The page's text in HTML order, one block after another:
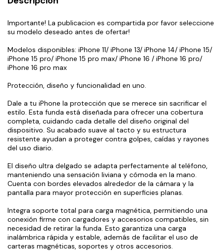
Importante! La publicacion es compartida por favor seleccione
su modelo deseado antes de ofertar!
Modelos disponibles: iPhone 11/ iPhone 13/ iPhone 14/ iPhone 15/
iPhone 15 pro/ iPhone 15 pro max/ iPhone 16 / iPhone 16 pro/
iPhone 16 pro max
Protección, diseño y funcionalidad en uno.
Dale a tu iPhone la protección que se merece sin sacrificar el
estilo. Esta funda está diseñada para ofrecer una cobertura
completa, cuidando cada detalle del diseño original del
dispositivo. Su acabado suave al tacto y su estructura
resistente ayudan a proteger contra golpes, caídas y rayones
del uso diario.
El diseño ultra delgado se adapta perfectamente al teléfono,
manteniendo una sensación liviana y cómoda en la mano.
Cuenta con bordes elevados alrededor de la cámara y la
pantalla para mayor protección en superficies planas.
Integra soporte total para carga magnética, permitiendo una
conexión firme con cargadores y accesorios compatibles, sin
necesidad de retirar la funda. Esto garantiza una carga
inalámbrica rápida y estable, además de facilitar el uso de
carteras magnéticas, soportes y otros accesorios.